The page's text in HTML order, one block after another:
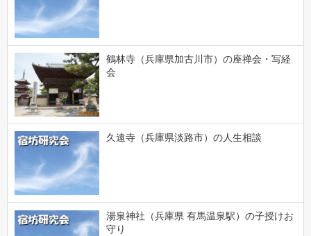
鶴林寺（兵庫県加古川市）の座禅会・写経
会
久遠寺（兵庫県淡路市）の人生相談
湯泉神社（兵庫県 有馬温泉駅）の子授けお
守り